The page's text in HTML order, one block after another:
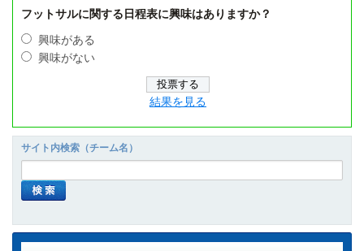
フットサルに関する日程表に興味はありますか？
興味がある
興味がない
結果を見る
サイト内検索（チーム名）